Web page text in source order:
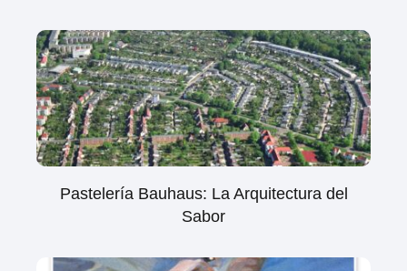
Pastelería Bauhaus: La Arquitectura del
Sabor